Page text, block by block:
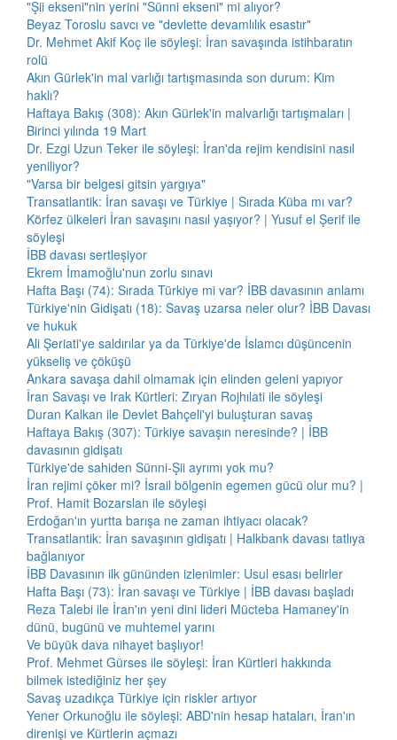
"Şii ekseni"nin yerini "Sünni ekseni" mi alıyor?
Beyaz Toroslu savcı ve "devlette devamlılık esastır"
Dr. Mehmet Akif Koç ile söyleşi: İran savaşında istihbaratın
rolü
Akın Gürlek'in mal varlığı tartışmasında son durum: Kim
haklı?
Haftaya Bakış (308): Akın Gürlek'in malvarlığı tartışmaları |
Birinci yılında 19 Mart
Dr. Ezgi Uzun Teker ile söyleşi: İran'da rejim kendisini nasıl
yeniliyor?
"Varsa bir belgesi gitsin yargıya"
Transatlantik: İran savaşı ve Türkiye | Sırada Küba mı var?
Körfez ülkeleri İran savaşını nasıl yaşıyor? | Yusuf el Şerif ile
söyleşi
İBB davası sertleşiyor
Ekrem İmamoğlu'nun zorlu sınavı
Hafta Başı (74): Sırada Türkiye mi var? İBB davasının anlamı
Türkiye'nin Gidişatı (18): Savaş uzarsa neler olur? İBB Davası
ve hukuk
Ali Şeriati'ye saldırılar ya da Türkiye'de İslamcı düşüncenin
yükseliş ve çöküşü
Ankara savaşa dahil olmamak için elinden geleni yapıyor
İran Savaşı ve Irak Kürtleri: Zıryan Rojhılati ile söyleşi
Duran Kalkan ile Devlet Bahçeli'yi buluşturan savaş
Haftaya Bakış (307): Türkiye savaşın neresinde? | İBB
davasının gidişatı
Türkiye'de sahiden Sünni-Şii ayrımı yok mu?
İran rejimi çöker mi? İsrail bölgenin egemen gücü olur mu? |
Prof. Hamit Bozarslan ile söyleşi
Erdoğan'ın yurtta barışa ne zaman ihtiyacı olacak?
Transatlantik: İran savaşının gidişatı | Halkbank davası tatlıya
bağlanıyor
İBB Davasının ilk gününden izlenimler: Usul esası belirler
Hafta Başı (73): İran savaşı ve Türkiye | İBB davası başladı
Reza Talebi ile İran'ın yeni dini lideri Mücteba Hamaney'in
dünü, bugünü ve muhtemel yarını
Ve büyük dava nihayet başlıyor!
Prof. Mehmet Gürses ile söyleşi: İran Kürtleri hakkında
bilmek istediğiniz her şey
Savaş uzadıkça Türkiye için riskler artıyor
Yener Orkunoğlu ile söyleşi: ABD'nin hesap hataları, İran'ın
direnişi ve Kürtlerin açmazı